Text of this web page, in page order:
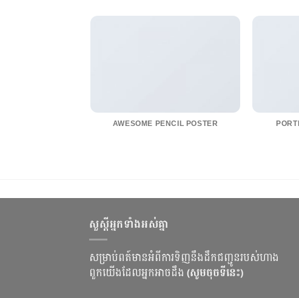
AWESOME PENCIL POSTER
សួស្ដីអ្នកទាំងអស់គ្នា
សម្រាប់ពត៍មានអំពីការទិញនឹងដឹកជញ្ជូនរបស់ហាង
ពួកយើងដែលអ្នកអាចដឹង (សូមចុចទីនេះ)